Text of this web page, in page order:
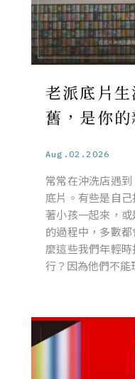
老派底片
舊，是你
Aug.02.2026
常常在沖洗店遇
底片。有些是自
著小孩一起來，
的過程中，多數
麼這些我們年輕
行？因為他們不